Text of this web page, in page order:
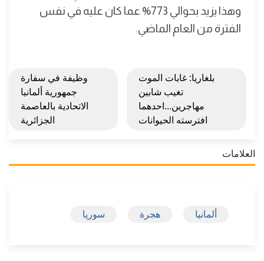
وهذا يزيد بحوالي 773% عما كان عليه في نفس
الفترة من العام الماضي.
بلغاريا: غابات الموت
تغيب شابين
مهاجرين...احدهما
افترسته الحيوانات
وظيفة في سفارة
جمهورية ألمانيا
الاتحادية بالعاصمة
الجزائرية
العلامات
ألمانيا هجرة سوريا